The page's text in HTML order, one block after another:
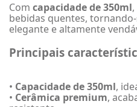
Com capacidade de 350ml
bebidas quentes,
elegante e altamente
Principais
• Capacidade de 350ml,
• Cerâmica premium,